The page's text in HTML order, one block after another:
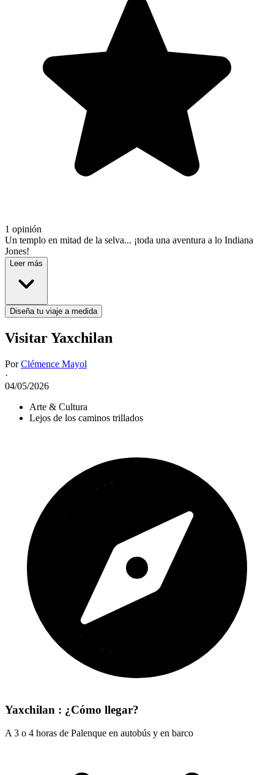
1 opinión
Un templo en mitad de la selva... ¡toda una aventura a lo Indiana
Jones!
Leer más
Diseña tu viaje a medida
Visitar Yaxchilan
PorClémence Mayol
·
04/05/2026
Arte & Cultura
Lejos de los caminos trillados
Yaxchilan : ¿Cómo llegar?
A 3 o 4 horas de Palenque en autobús y en barco